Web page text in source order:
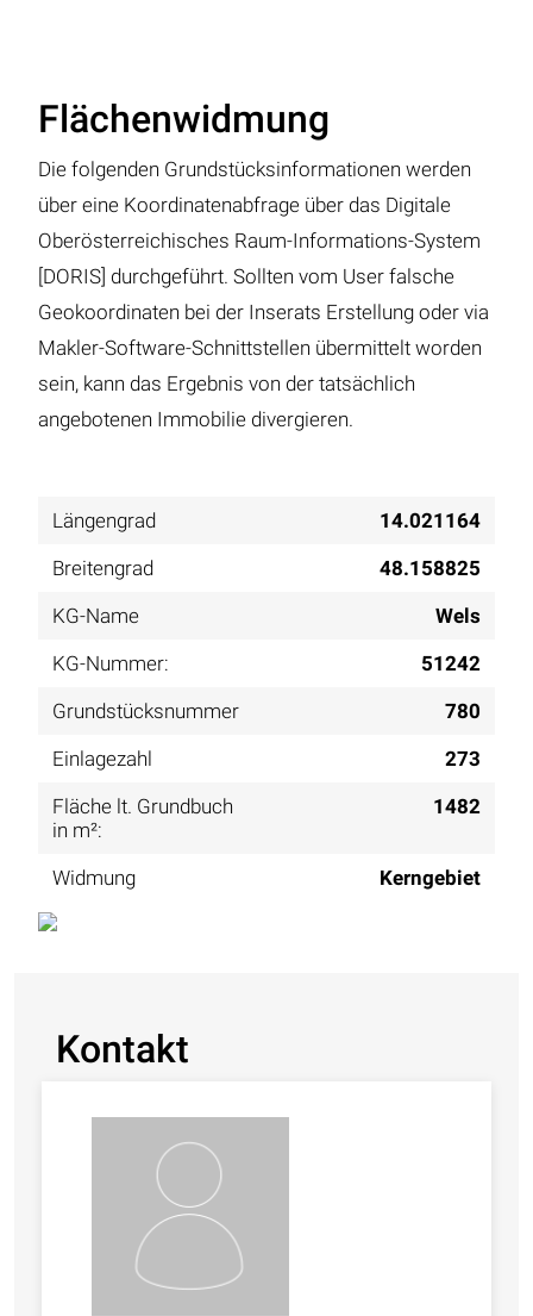
Flächenwidmung
Die folgenden Grundstücksinformationen werden
über eine Koordinatenabfrage über das Digitale
Oberösterreichisches Raum-Informations-System
[DORIS] durchgeführt. Sollten vom User falsche
Geokoordinaten bei der Inserats Erstellung oder via
Makler-Software-Schnittstellen übermittelt worden
sein, kann das Ergebnis von der tatsächlich
angebotenen Immobilie divergieren.
Längengrad
14.021164
Breitengrad
48.158825
KG-Name
Wels
KG-Nummer:
51242
Grundstücksnummer
780
Einlagezahl
273
Fläche lt. Grundbuch
in m²:
1482
Widmung Kerngebiet
Kontakt